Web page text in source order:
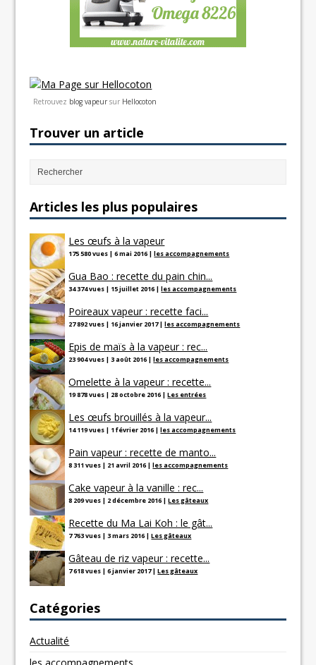
Retrouvez blog vapeur sur Hellocoton
Trouver un article
Articles les plus populaires
Les œufs à la vapeur
175 580 vues |6 mai 2016 |les accompagnements
Gua Bao : recette du pain chin...
34 374 vues | 15 juillet 2016 |les accompagnements
Poireaux vapeur : recette faci...
27 892 vues | 16 janvier 2017|les accompagnements
Epis de maïs à la vapeur : rec...
23 904 vues |3 août 2016 |les accompagnements
Omelette à la vapeur : recette...
19 878 vues | 28 octobre 2016 |Les entrées
Les œufs brouillés à la vapeur...
14 119 vues | 1 février 2016 |les accompagnements
Pain vapeur : recette de manto...
8 311 vues | 21 avril 2016 |les accompagnements
Cake vapeur à la vanille : rec...
8 209 vues | 2 décembre 2016 |Les gâteaux
Recette du Ma Lai Koh : le gât...
7 763 vues |3 mars 2016 |Les gâteaux
Gâteau de riz vapeur : recette...
7 618 vues |6 janvier 2017|Les gâteaux
Catégories
Actualité